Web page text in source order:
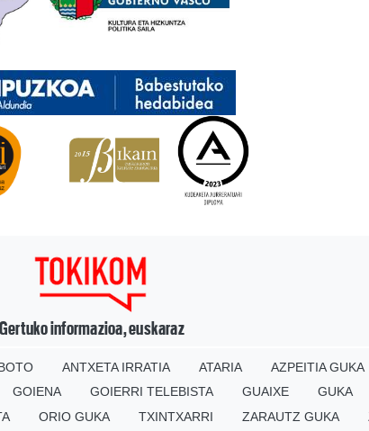
Gertuko informazioa, euskaraz
ANTXETA IRRATIA ATARIA AZPEITIA GUKA
GOIENA GOIERRI TELEBISTA GUAIXE GUKA
ORIO GUKA TXINTXARRI ZARAUTZ GUKA